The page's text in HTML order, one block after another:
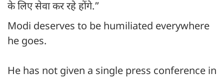
के लिए सेवा कर रहे होंगे.”
Modi deserves to be humiliated everywhere
he goes.
He has not given a single press conference in